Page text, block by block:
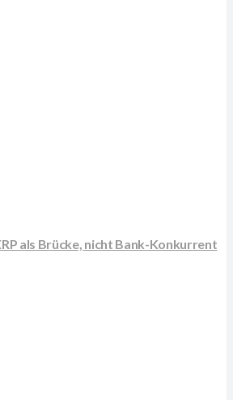
als Brücke, nicht Bank-Konkurrent